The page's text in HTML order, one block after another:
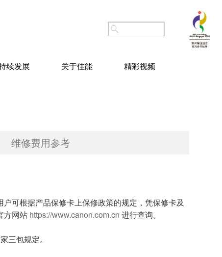
续发展 关于佳能 精彩视频
维修费用参考
可根据产品保修卡上保修政策的规定，凭保修卡及
方网站 https://www.canon.com.cn进行查询。
三包规定。